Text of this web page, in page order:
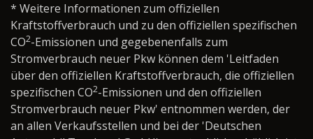
* Weitere Informationen zum offiziellen
Kraftstoffverbrauch und zu den offiziellen spezifischen
CO2-Emissionen und gegebenenfalls zum
Stromverbrauch neuer Pkw können dem 'Leitfaden
über den offiziellen Kraftstoffverbrauch, die offiziellen
spezifischen CO2-Emissionen und den offiziellen
Stromverbrauch neuer Pkw' entnommen werden, der
an allen Verkaufsstellen und bei der 'Deutschen